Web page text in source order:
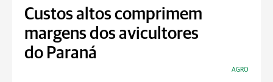
Custos altos comprimem
margens dos avicultores
do Paraná
AGRO